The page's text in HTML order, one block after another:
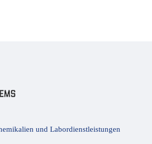
und Labordienstleistungen